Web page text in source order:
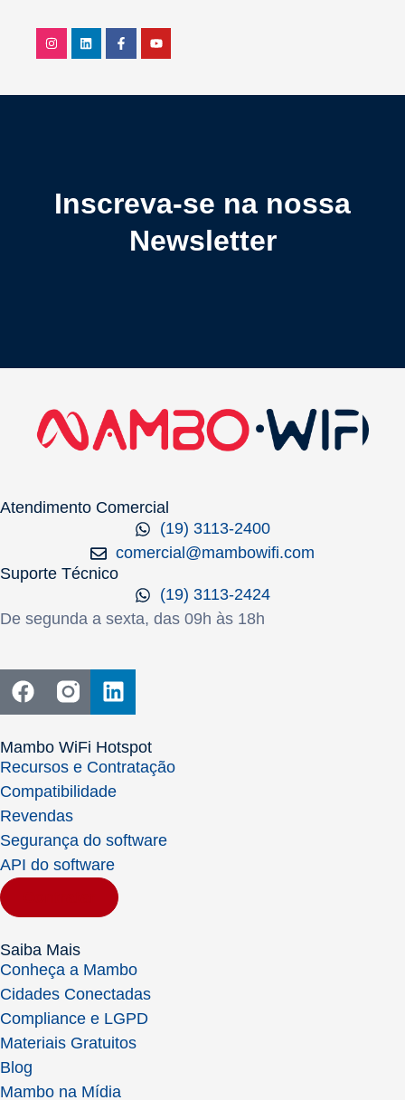
Inscreva-se na nossa
Newsletter
Atendimento Comercial
(19) 3113-2400
comercial@mambowifi.com
Suporte Técnico
(19) 3113-2424
De segunda a sexta, das 09h às 18h
Mambo WiFi Hotspot
Recursos e Contratação
Compatibilidade
Revendas
Segurança do software
API do software
Saiba Mais
Conheça a Mambo
Cidades Conectadas
Compliance e LGPD
Materiais Gratuitos
Blog
Mambo na Mídia